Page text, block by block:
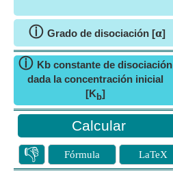
ⓘ Grado de disociación [𝝰]
ⓘ Kb constante de disociación
dada la concentración inicial
[Kb]
👎 Fórmula LaTeX